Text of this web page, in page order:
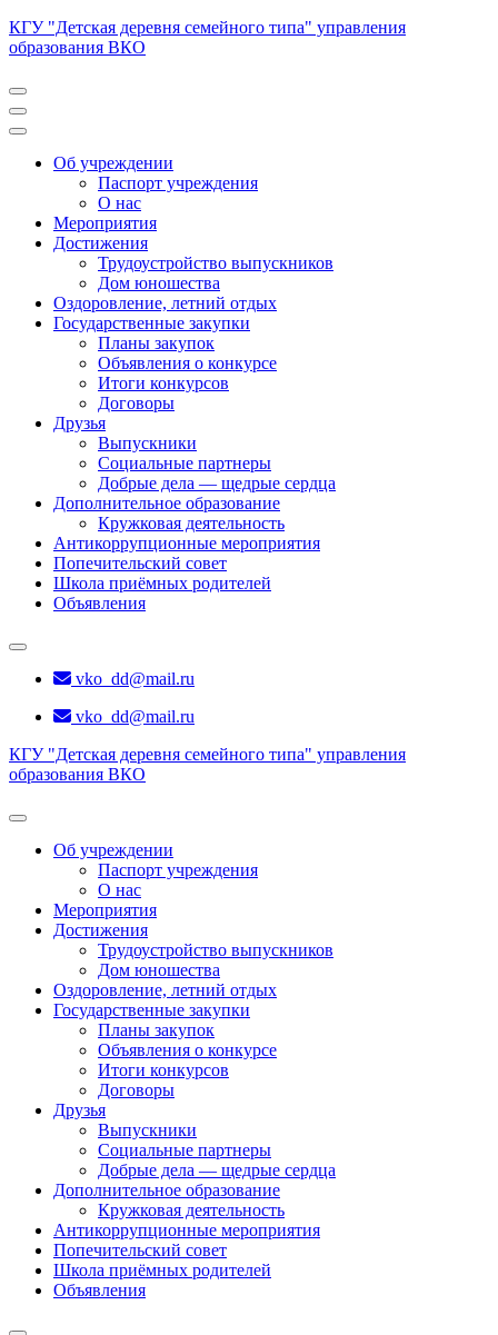
Перейти
к
(нажмите
Enter)
КГУ "Детская деревня семейного типа" управления
образования ВКО
Об учреждении
Паспорт учреждения
О нас
Мероприятия
Достижения
Трудоустройство выпускников
Дом юношества
Оздоровление, летний отдых
Государственные закупки
Планы закупок
Объявления о конкурсе
Итоги конкурсов
Договоры
Друзья
Выпускники
Социальные партнеры
Добрые дела — щедрые сердца
Дополнительное образование
Кружковая деятельность
Антикоррупционные мероприятия
Попечительский совет
Школа приёмных родителей
Объявления
vko_dd@mail.ru
vko_dd@mail.ru
КГУ "Детская деревня семейного типа" управления
образования ВКО
Об учреждении
Паспорт учреждения
О нас
Мероприятия
Достижения
Трудоустройство выпускников
Дом юношества
Оздоровление, летний отдых
Государственные закупки
Планы закупок
Объявления о конкурсе
Итоги конкурсов
Договоры
Друзья
Выпускники
Социальные партнеры
Добрые дела — щедрые сердца
Дополнительное образование
Кружковая деятельность
Антикоррупционные мероприятия
Попечительский совет
Школа приёмных родителей
Объявления